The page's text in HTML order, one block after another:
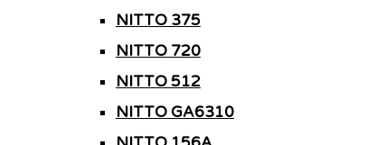
NITTO 375
NITTO 720
NITTO 512
NITTO GA6310